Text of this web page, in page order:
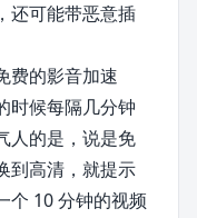
还可能带恶意插
费的影音加速
时候每隔几分钟
人的是，说是免
到高清，就提示
个 10 分钟的视频